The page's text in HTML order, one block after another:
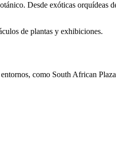
Desde exóticas orquídeas
de plantas y exhibiciones.
como South African